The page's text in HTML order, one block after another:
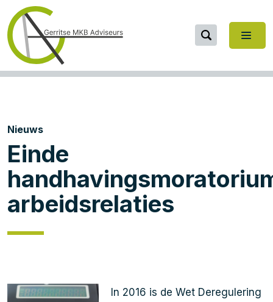
Nieuws
Einde
arbeidsrelaties
In 2016 is de Wet Deregulering